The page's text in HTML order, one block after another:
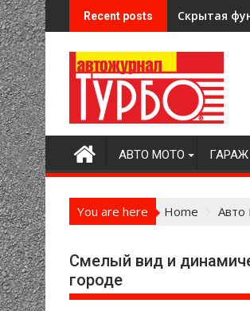
Skip
to
content
Recent posts Скрытая
АВТО МОТО ГАРАЖ
You are here Home Авто
Смелый вид и
городе